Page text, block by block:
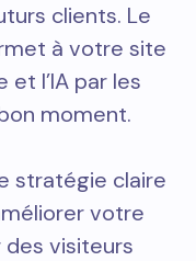
clients. Le
à votre site
l’IA par les
moment.
stratégie claire
votre
visiteurs